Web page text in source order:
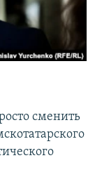
сменить